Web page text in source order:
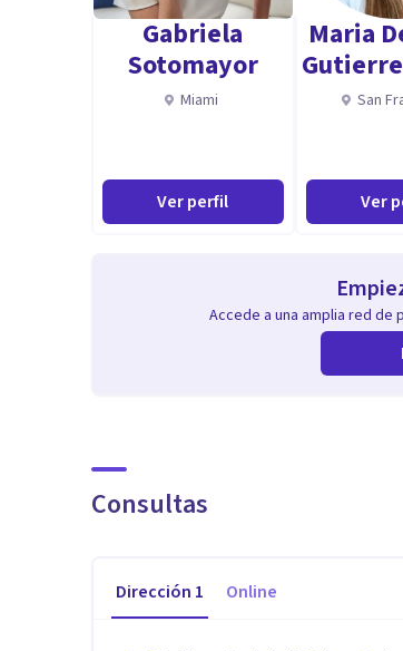
✅ Mejora de la comunicación y las
✅ Acompañamiento en procesos
👌Mi objetivo es ofrecerte
Aptitudes
¡Contactame hoy y empecemos a
Gabriela
Sotomayor
Miami
Ver perfil
Maria
San
Ver
Accede a una amplia red de
Consultas
Dirección 1 Online